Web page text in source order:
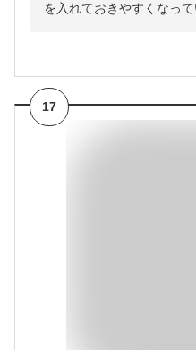
を入れておきやすくなって
17